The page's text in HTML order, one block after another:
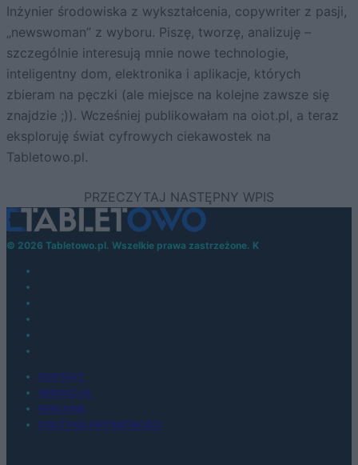
Inżynier środowiska z wykształcenia, copywriter z pasji,
„newswoman” z wyboru. Piszę, tworzę, analizuję –
szczególnie interesują mnie nowe technologie,
inteligentny dom, elektronika i aplikacje, których
zbieram na pęczki (ale miejsce na kolejne zawsze się
znajdzie ;)). Wcześniej publikowałam na oiot.pl, a teraz
eksploruję świat cyfrowych ciekawostek na
Tabletowo.pl.
© 2026 Tabletowo.pl. Wszelkie prawa zastrzeżone. K
KONTAKT
REDAKCJA
REKLAMA
POLITYKA PRYWATNOŚCI